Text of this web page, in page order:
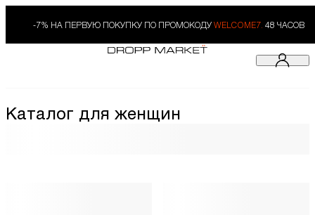
-7% НА ПЕРВУЮ ПОКУПКУ ПО ПРОМОКОДУ WELCOME7. 48 ЧАСОВ
Каталог для женщин